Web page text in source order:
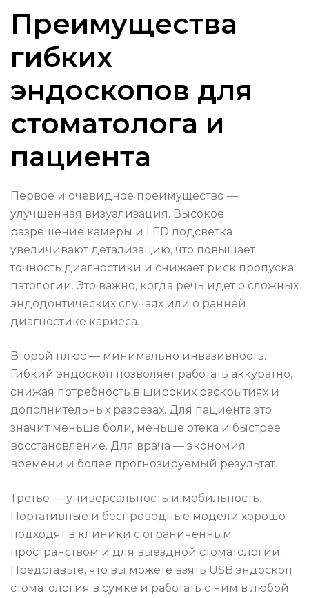
Преимущества
гибких
эндоскопов для
стоматолога и
пациента
Первое и очевидное преимущество —
улучшенная визуализация. Высокое
разрешение камеры и LED подсветка
увеличивают детализацию, что повышает
точность диагностики и снижает риск пропуска
патологии. Это важно, когда речь идёт о сложных
эндодонтических случаях или о ранней
диагностике кариеса.
Второй плюс — минимально инвазивность.
Гибкий эндоскоп позволяет работать аккуратно,
снижая потребность в широких раскрытиях и
дополнительных разрезах. Для пациента это
значит меньше боли, меньше отёка и быстрее
восстановление. Для врача — экономия
времени и более прогнозируемый результат.
Третье — универсальность и мобильность.
Портативные и беспроводные модели хорошо
подходят в клиники с ограниченным
пространством и для выездной стоматологии.
Представьте, что вы можете взять USB эндоскоп
стоматология в сумке и работать с ним в любой